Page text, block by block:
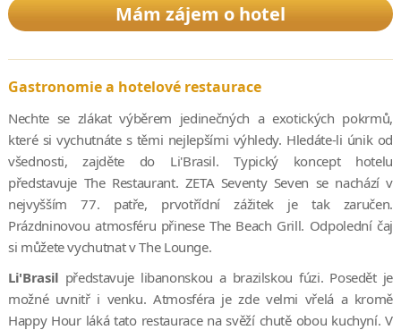
Mám zájem o hotel
Gastronomie a hotelové restaurace
Nechte se zlákat výběrem jedinečných a exotických pokrmů,
které si vychutnáte s těmi nejlepšími výhledy. Hledáte-li únik od
všednosti, zajděte do Li'Brasil. Typický koncept hotelu
představuje The Restaurant. ZETA Seventy Seven se nachází v
nejvyšším 77. patře, prvotřídní zážitek je tak zaručen.
Prázdninovou atmosféru přinese The Beach Grill. Odpolední čaj
si můžete vychutnat v The Lounge.
Li'Brasil představuje libanonskou a brazilskou fúzi. Posedět je
možné uvnitř i venku. Atmosféra je zde velmi vřelá a kromě
Happy Hour láká tato restaurace na svěží chutě obou kuchyní. V